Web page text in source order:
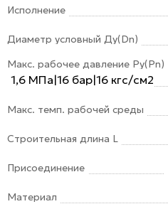
Исполнение
Диаметр условный Ду(Dn)
Макс. рабочее давление Ру(Pn)
1,6 МПа|16 бар|16 кгс/см2
Макс. темп. рабочей среды
Строительная длина L
Присоединение
Материал